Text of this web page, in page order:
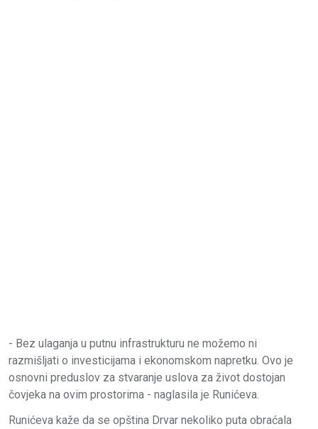
- Bez ulaganja u putnu infrastrukturu ne možemo ni
razmišljati o investicijama i ekonomskom napretku. Ovo je
osnovni preduslov za stvaranje uslova za život dostojan
čovjeka na ovim prostorima - naglasila je Runićeva.
Runićeva kaže da se opština Drvar nekoliko puta obraćala